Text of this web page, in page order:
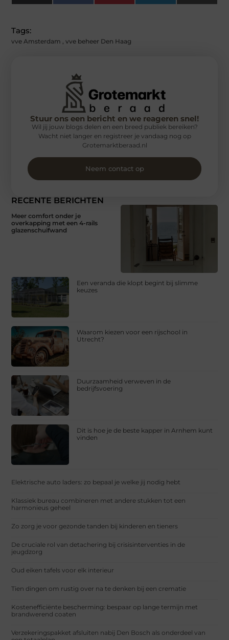
(Twitter)
Tags:
vve Amsterdam ,vve beheer Den Haag
RECENTE BERICHTEN
Meer comfort onder je
overkapping met een 4-rails
glazenschuifwand
Een veranda die klopt begint bij slimme
keuzes
Waarom kiezen voor een rijschool in
Utrecht?
Duurzaamheid verweven in de
bedrijfsvoering
Dit is hoe je de beste kapper in Arnhem kunt
vinden
Elektrische auto laders: zo bepaal je welke jij nodig hebt
Klassiek bureau combineren met andere stukken tot een
harmonieus geheel
Zo zorg je voor gezonde tanden bij kinderen en tieners
De cruciale rol van detachering bij crisisinterventies in de
jeugdzorg
Oud eiken tafels voor elk interieur
Tien dingen om rustig over na te denken bij een crematie
Kostenefficiënte bescherming: bespaar op lange termijn met
brandwerend coaten
Verzekeringspakket afsluiten nabij Den Bosch als onderdeel van
Stuur ons een bericht en we reageren snel!
Wil jij jouw blogs delen en een breed publiek bereiken?
Wacht niet langer en registreer je vandaag nog op
Grotemarktberaad.nl
Neem contact op